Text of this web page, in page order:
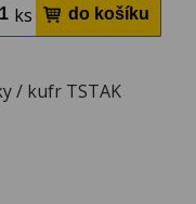
ks
/ kufr TSTAK